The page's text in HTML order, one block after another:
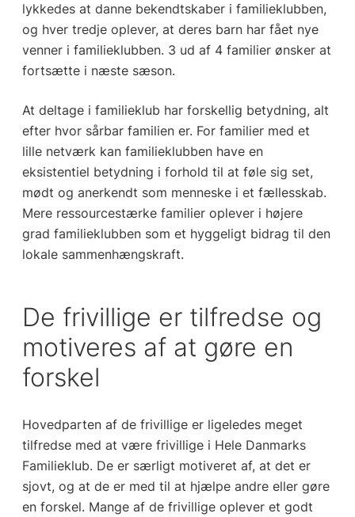
lykkedes at danne bekendtskaber i familieklubben,
og hver tredje oplever, at deres barn har fået nye
venner i familieklubben. 3 ud af 4 familier ønsker at
fortsætte i næste sæson.
At deltage i familieklub har forskellig betydning, alt
efter hvor sårbar familien er. For familier med et
lille netværk kan familieklubben have en
eksistentiel betydning i forhold til at føle sig set,
mødt og anerkendt som menneske i et fællesskab.
Mere ressourcestærke familier oplever i højere
grad familieklubben som et hyggeligt bidrag til den
lokale sammenhængskraft.
De frivillige er tilfredse og
motiveres af at gøre en
forskel
Hovedparten af de frivillige er ligeledes meget
tilfredse med at være frivillige i Hele Danmarks
Familieklub. De er særligt motiveret af, at det er
sjovt, og at de er med til at hjælpe andre eller gøre
en forskel. Mange af de frivillige oplever et godt